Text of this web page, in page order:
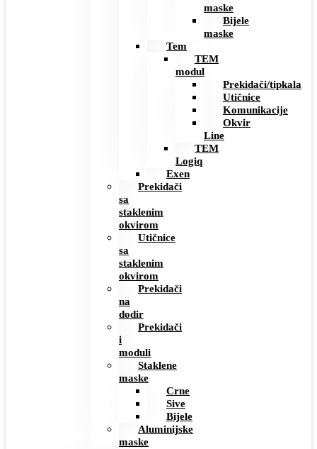
maske
Bijele
maske
Tem
TEM
modul
Prekidači/tipkala
Utičnice
Komunikacije
Okvir
Line
TEM
Logiq
Exen
Prekidači
sa
staklenim
okvirom
Utičnice
sa
staklenim
okvirom
Prekidači
na
dodir
Prekidači
i
moduli
Staklene
maske
Crne
Sive
Bijele
Aluminijske
maske